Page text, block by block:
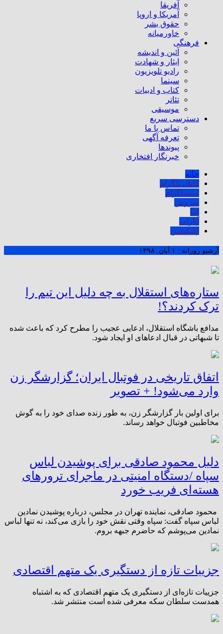
آفریقا
آمریکا و اروپا
حقوق بشر
خاورمیانه
فرهنگی
آئین و اندیشه
ایثار و شهادت
رادیو تلویزیون
سینما
کتاب و ادبیات
تئاتر
موسیقی
دسترسی سریع
تماس با ما
تعرفه آگهی
پیوندها
خبرنگار افتخاری
خانه
کانال تلگرام
اینستاگرام
سروش
ایتا
آپارات
اپلیکیشن
آرشیو روزانه : ۱ آبان, ۱۳۹۸
ستاره‌های استقلال به چه دلیل این تیم را
ترک کردند؟!
مدافع باشگاه استقلال، ادعایی عجیب را مطرح کرد که باعث شده
تا شبهاتی در قبال ادعاهای او ایجاد شود.
اتفاق تاریخی در فوتبال ایران؛ گزارشگر زن
وارد می‌شود! + تصویر
برای اولین بار گزارشگر زن، به طور زنده صدای خود را به گوش
مخاطبین فوتبال خواهد رساند.
دلیل محمود صادقی برای پوشیدن لباس
سپاه /دستگاه امنیتی در ماجرای ترورهای
هسته‌ای فریب خورد
محمود صادقی، نماینده تهران در مجلس، درباره پوشیدن نمادین
لباس سپاه گفت: سپاه وقتی نقش خود را بازی می‌کند، نه تنها لباس
نمادین می‌پوشم که حاضرم جبهه بروم.
جزییات تازه از دستگیری یک متهم اقتصادی
جزییات تازه‌ای از دستگیری یک متهم اقتصادی که به اشتباه
همدست سلطان سکه معرفی شده است منتشر شد.